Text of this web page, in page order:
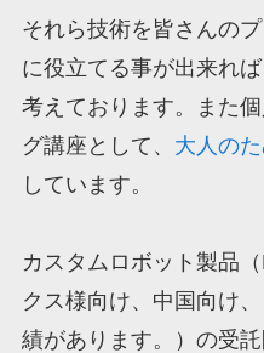
それら技術を皆さんの
に役立てる事が出来れ
考えております。また
グ講座として、 大人の
しています。
カスタムロボット製品
クス様向け、中国向け
績があります。）の受託